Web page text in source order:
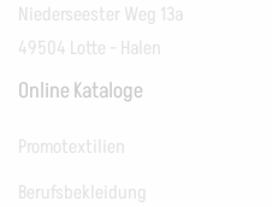
Niederseester Weg 13a
49504 Lotte - Halen
Online Kataloge
Promotextilien
Berufsbekleidung